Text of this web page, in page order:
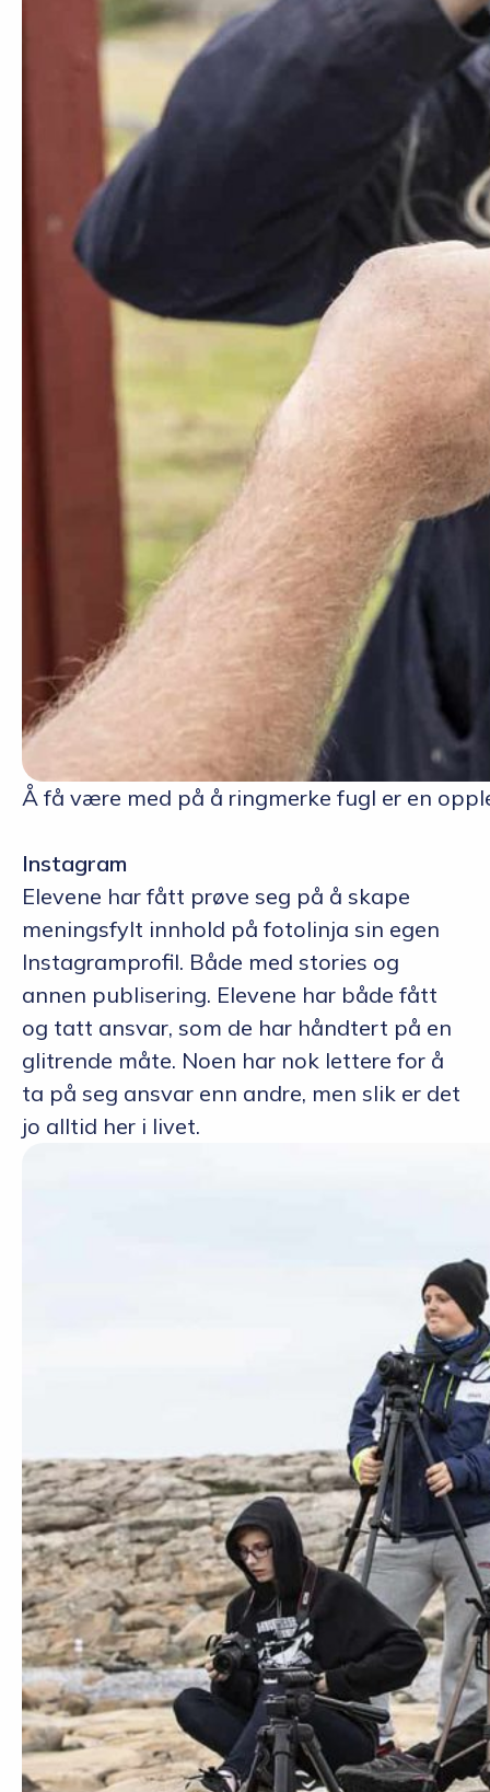
Å få være med på å ringmerke fugl er en
Instagram
Elevene har fått prøve seg på å skape
meningsfylt innhold på fotolinja sin egen
Instagramprofil. Både med stories og
annen publisering. Elevene har både fått
og tatt ansvar, som de har håndtert på en
glitrende måte. Noen har nok lettere for å
ta på seg ansvar enn andre, men slik er det
jo alltid her i livet.